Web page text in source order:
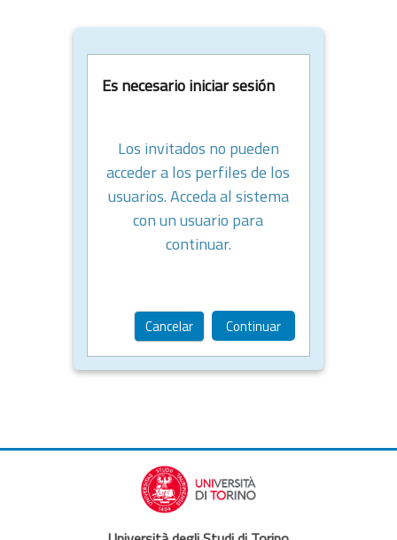
Es necesario iniciar sesión
Los invitados no pueden
acceder a los perfiles de los
usuarios. Acceda al sistema
con un usuario para
continuar.
Cancelar Continuar